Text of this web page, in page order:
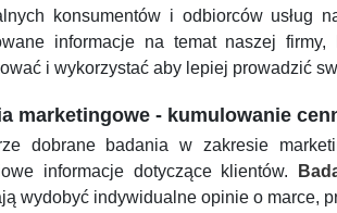
konsumentów i odbiorców usług
informacje na temat naszej
i wykorzystać aby lepiej prowadzić
marketingowe - kumulowanie
dobrane badania w zakresie
informacje dotyczące klientów.
wydobyć indywidualne opinie o marce,